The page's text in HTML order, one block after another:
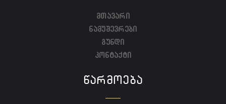
მთავარი
ნამუშევრები
გუნდი
კონტაქტი
ᲬᲐᲠᲛᲝᲔᲑᲐ